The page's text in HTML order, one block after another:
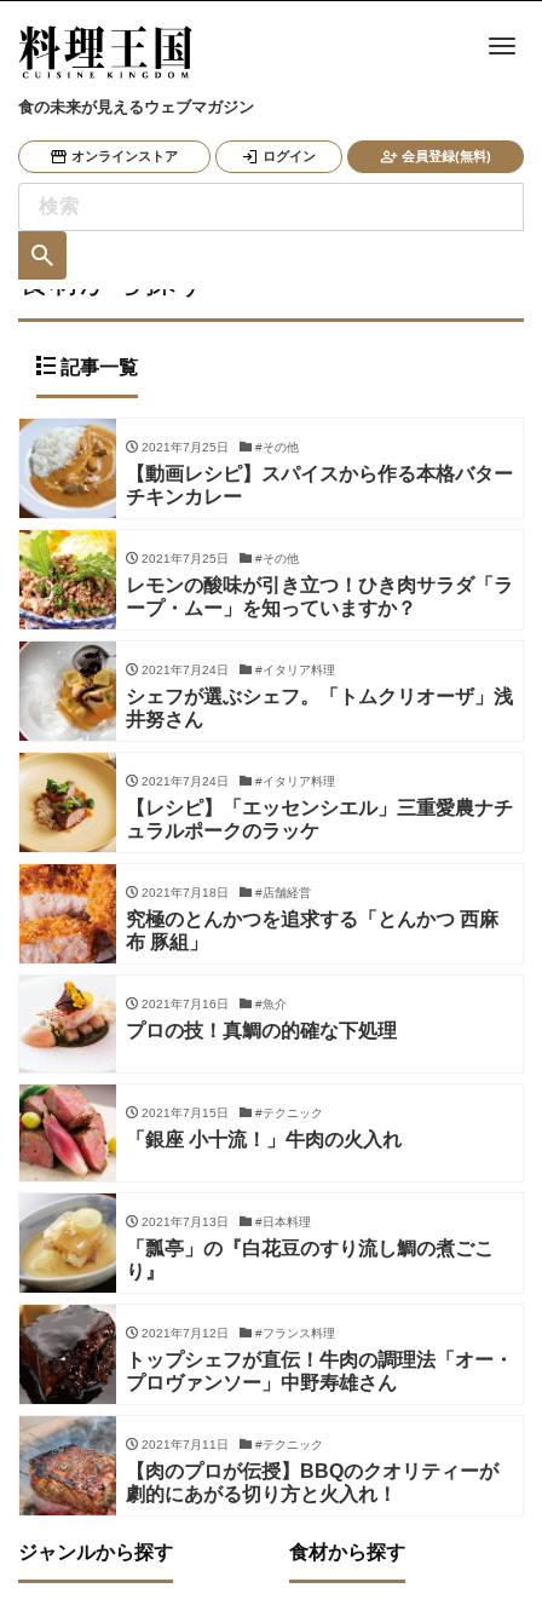
食の未来が見えるウェブマガジン
オンラインストア ログイン 会員登録(無料)
ナ
食材から探す
記事一覧
2021年7月25日 #その他
【動画レシピ】スパイスから作る本格バター
チキンカレー
2021年7月25日 #その他
レモンの酸味が引き立つ！ひき肉サラダ「ラ
ープ・ムー」を知っていますか？
2021年7月24日 #イタリア料理
シェフが選ぶシェフ。「トムクリオーザ」浅
井努さん
2021年7月24日 #イタリア料理
【レシピ】「エッセンシエル」三重愛農ナチ
ュラルポークのラッケ
2021年7月18日 #店舗経営
究極のとんかつを追求する「とんかつ 西麻
布 豚組」
2021年7月16日 #魚介
プロの技！真鯛の的確な下処理
2021年7月15日 #テクニック
「銀座 小十流！」牛肉の火入れ
2021年7月13日 #日本料理
「瓢亭」の『白花豆のすり流し鯛の煮ごこ
り』
2021年7月12日 #フランス料理
トップシェフが直伝！牛肉の調理法「オー・
プロヴァンソー」中野寿雄さん
2021年7月11日 #テクニック
【肉のプロが伝授】BBQのクオリティーが
劇的にあがる切り方と火入れ！
ジャンルから探す 食材から探す